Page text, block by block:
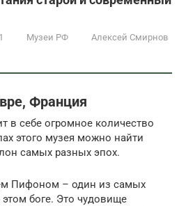
Музеи РФ Алексей Смирнов
Франция
в себе огромное количество
этого музея можно найти
самых разных эпох.
Пифоном – один из самых
боге. Это чудовище